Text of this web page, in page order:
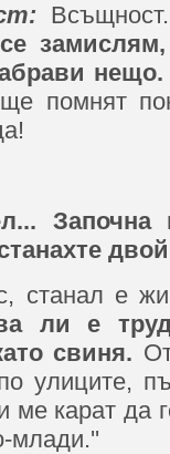
нещо.
помнят
Започна
станал е
ли е
свиня.
улиците,
ме карат да
млади.''